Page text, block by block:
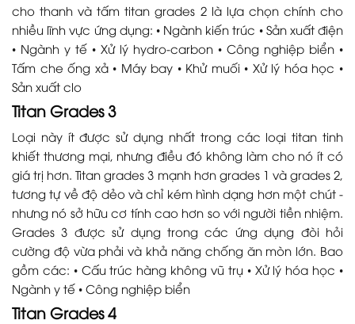
cho thanh và tấm titan grades 2 là lựa chọn chính cho
nhiều lĩnh vực ứng dụng: • Ngành kiến trúc • Sản xuất điện
• Ngành y tế • Xử lý hydro-carbon • Công nghiệp biển •
Tấm che ống xả • Máy bay • Khử muối • Xử lý hóa học •
Sản xuất clo
Titan Grades 3
Loại này ít được sử dụng nhất trong các loại titan tinh
khiết thương mại, nhưng điều đó không làm cho nó ít có
giá trị hơn. Titan grades 3 mạnh hơn grades 1 và grades 2,
tương tự về độ dẻo và chỉ kém hình dạng hơn một chút -
nhưng nó sở hữu cơ tính cao hơn so với người tiền nhiệm.
Grades 3 được sử dụng trong các ứng dụng đòi hỏi
cường độ vừa phải và khả năng chống ăn mòn lớn. Bao
gồm các: • Cấu trúc hàng không vũ trụ • Xử lý hóa học •
Ngành y tế • Công nghiệp biển
Titan Grades 4